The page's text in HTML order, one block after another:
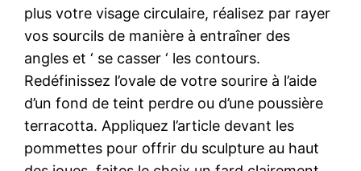
plus votre visage circulaire, réalisez par rayer
vos sourcils de manière à entraîner des
angles et ‘ se casser ‘ les contours.
Redéfinissez l’ovale de votre sourire à l’aide
d’un fond de teint perdre ou d’une poussière
terracotta. Appliquez l’article devant les
pommettes pour offrir du sculpture au haut